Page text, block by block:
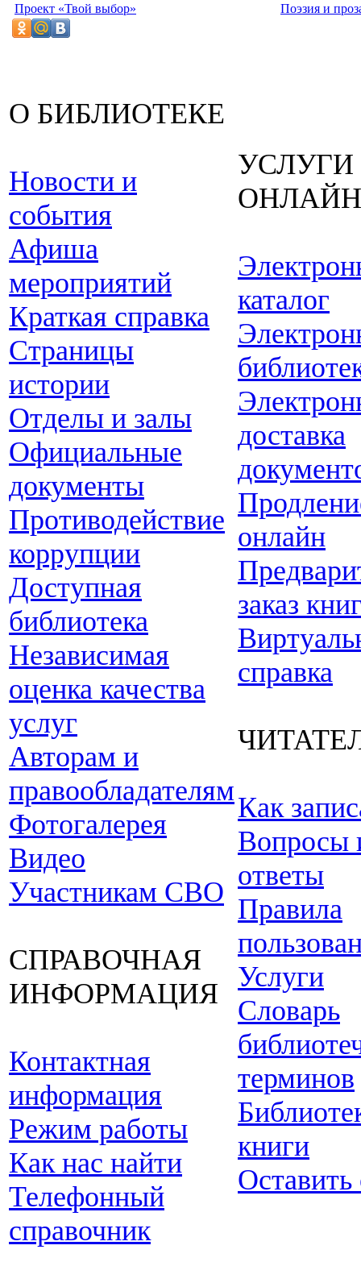
Проект «Твой выбор» Поэзия и
О БИБЛИОТЕКЕ
Новости и
события
Афиша
мероприятий
Краткая справка
Страницы
истории
Отделы и залы
Официальные
документы
Противодействие
коррупции
Доступная
библиотека
Независимая
оценка качества
услуг
Авторам и
правообладателям
Фотогалерея
Видео
Участникам СВО
СПРАВОЧНАЯ
ИНФОРМАЦИЯ
Контактная
информация
Режим работы
Как нас найти
Телефонный
справочник
УСЛУГИ
ОНЛАЙН
каталог
доставка
онлайн
заказ
справка
Как
Вопросы
ответы
Правила
Услуги
Словарь
терминов
книги
Оставить